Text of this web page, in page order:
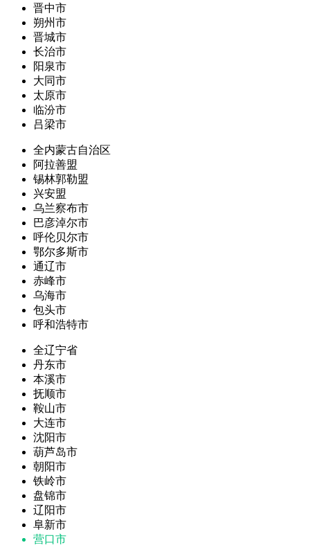
晋中市
朔州市
晋城市
长治市
阳泉市
大同市
太原市
临汾市
吕梁市
全内蒙古自治区
阿拉善盟
锡林郭勒盟
兴安盟
乌兰察布市
巴彦淖尔市
呼伦贝尔市
鄂尔多斯市
通辽市
赤峰市
乌海市
包头市
呼和浩特市
全辽宁省
丹东市
本溪市
抚顺市
鞍山市
大连市
沈阳市
葫芦岛市
朝阳市
铁岭市
盘锦市
辽阳市
阜新市
营口市